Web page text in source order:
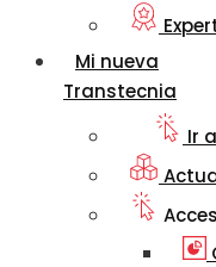
Mi nueva
Transtecnia
Ir